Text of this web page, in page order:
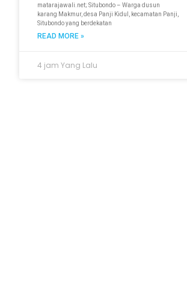
matarajawali.net; Situbondo – Warga dusun
karang Makmur, desa Panji Kidul, kecamatan Panji,
Situbondo yang berdekatan
READ MORE »
4 jam Yang Lalu